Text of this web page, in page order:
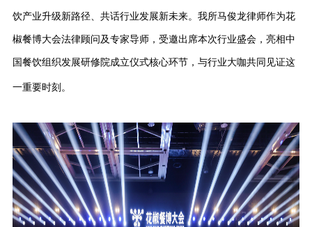
饮产业升级新路径、共话行业发展新未来。我所马俊龙律师作为花
椒餐博大会法律顾问及专家导师，受邀出席本次行业盛会，亮相中
国餐饮组织发展研修院成立仪式核心环节，与行业大咖共同见证这
一重要时刻。